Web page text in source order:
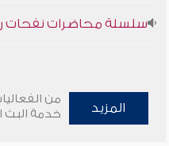
سلسلة محاضرات نفحات
المزيد
من
خدمة البث